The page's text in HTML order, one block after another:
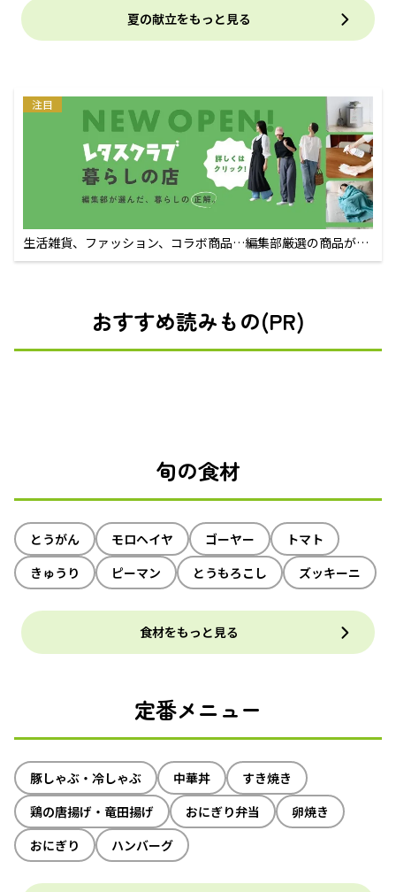
夏の献立をもっと見る
注目
生活雑貨、ファッション、コラボ商品…編集部厳選の商品が買
えるECサイト
おすすめ読みもの(PR)
旬の食材
とうがん モロヘイヤ ゴーヤー
トマト
きゅうり
ピーマン とうもろこし ズッキーニ
食材をもっと見る
定番メニュー
豚しゃぶ・冷しゃぶ 中華丼
すき焼き
鶏の唐揚げ・竜田揚げ
おにぎり弁当
卵焼き
おにぎり
ハンバーグ